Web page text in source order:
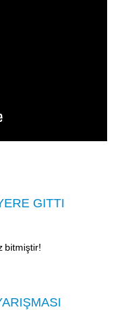
GITTI
bitmiştir!